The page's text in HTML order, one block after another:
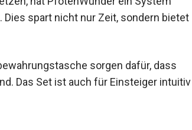
spart nicht nur Zeit, sondern bietet
sorgen dafür, dass
Das Set ist auch für Einsteiger intuitiv